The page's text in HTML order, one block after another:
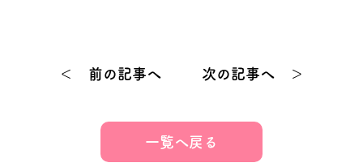
＜ 前の記事へ 次の記事へ ＞
一覧へ戻る